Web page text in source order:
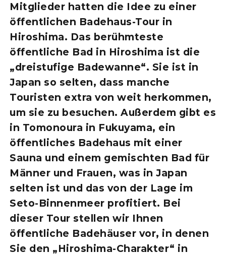
Mitglieder hatten die Idee zu einer
öffentlichen Badehaus-Tour in
Hiroshima. Das berühmteste
öffentliche Bad in Hiroshima ist die
„dreistufige Badewanne“. Sie ist in
Japan so selten, dass manche
Touristen extra von weit herkommen,
um sie zu besuchen. Außerdem gibt es
in Tomonoura in Fukuyama, ein
öffentliches Badehaus mit einer
Sauna und einem gemischten Bad für
Männer und Frauen, was in Japan
selten ist und das von der Lage im
Seto-Binnenmeer profitiert. Bei
dieser Tour stellen wir Ihnen
öffentliche Badehäuser vor, in denen
Sie den „Hiroshima-Charakter“ in